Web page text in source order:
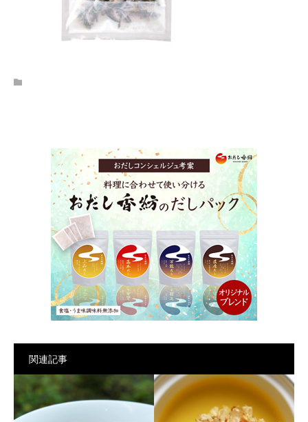
関連記事